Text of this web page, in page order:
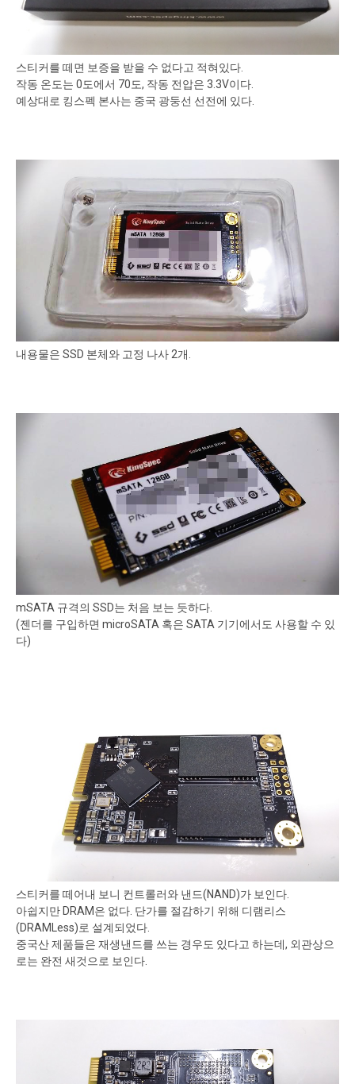
스티커를 떼면 보증을 받을 수 없다고 적혀있다.
작동 온도는 0도에서 70도, 작동 전압은 3.3V이다.
예상대로 킹스펙 본사는 중국 광둥선 선전에 있다.
내용물은 SSD 본체와 고정 나사 2개.
mSATA 규격의 SSD는 처음 보는 듯하다.
(젠더를 구입하면 microSATA 혹은 SATA 기기에서도 사용할 수 있
다)
스티커를 떼어내 보니 컨트롤러와 낸드(NAND)가 보인다.
아쉽지만 DRAM은 없다. 단가를 절감하기 위해 디램리스
(DRAMLess)로 설계되었다.
중국산 제품들은 재생낸드를 쓰는 경우도 있다고 하는데, 외관상으
로는 완전 새것으로 보인다.